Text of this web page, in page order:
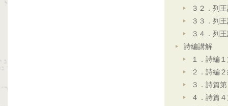
３２．列
３３．列
３４．列
詩編講解
１．詩編
２．詩編
３．詩篇
４．詩篇